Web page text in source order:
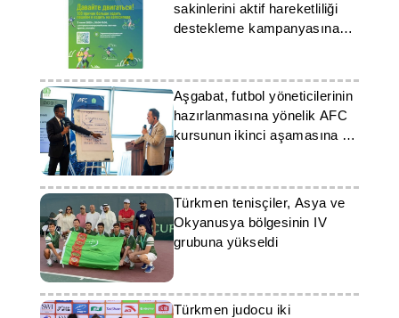
sakinlerini aktif hareketliliği
destekleme kampanyasına
Aşgabat, futbol yöneticilerinin
hazırlanmasına yönelik AFC
kursunun ikinci aşamasına ev
sahipliği yaptı
Türkmen tenisçiler, Asya ve
Okyanusya bölgesinin IV
grubuna yükseldi
Türkmen judocu iki